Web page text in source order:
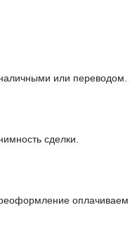
или переводом.
сделки.
оплачиваем